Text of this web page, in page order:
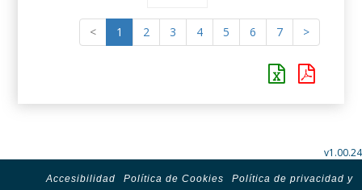
< 1 2 3 4 5 6 7 >
v1.00.24
Accesibilidad Política de Cookies
Política de privacidad y